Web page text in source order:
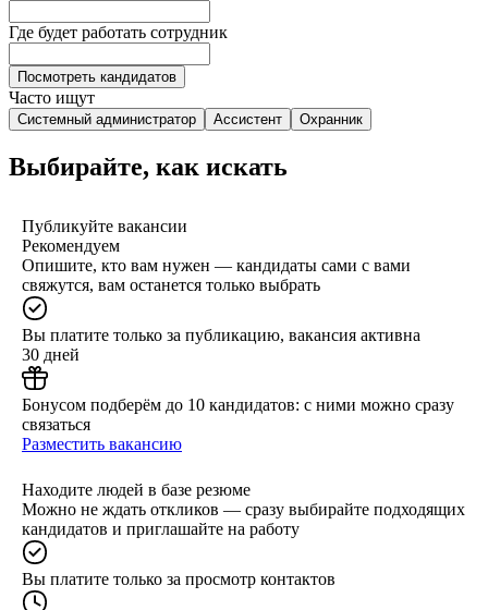
Где будет работать сотрудник
Посмотреть кандидатов
Часто ищут
Системный администратор Ассистент Охранник
Выбирайте, как искать
Публикуйте вакансии
Рекомендуем
Опишите, кто вам нужен — кандидаты сами с вами
свяжутся, вам останется только выбрать
Вы платите только за публикацию, вакансия активна
30 дней
Бонусом подберём до 10 кандидатов: с ними можно сразу
связаться
Разместить вакансию
Находите людей в базе резюме
Можно не ждать откликов — сразу выбирайте подходящих
кандидатов и приглашайте на работу
Вы платите только за просмотр контактов